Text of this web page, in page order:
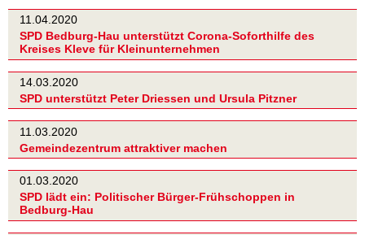
11.04.2020
SPD Bedburg-Hau unterstützt Corona-Soforthilfe des
Kreises Kleve für Kleinunternehmen
14.03.2020
SPD unterstützt Peter Driessen und Ursula Pitzner
11.03.2020
Gemeindezentrum attraktiver machen
01.03.2020
SPD lädt ein: Politischer Bürger-Frühschoppen in
Bedburg-Hau